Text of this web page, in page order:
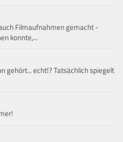
Filmaufnahmen gemacht -
konnte,...
gehört... echt!? Tatsächlich spiegelt